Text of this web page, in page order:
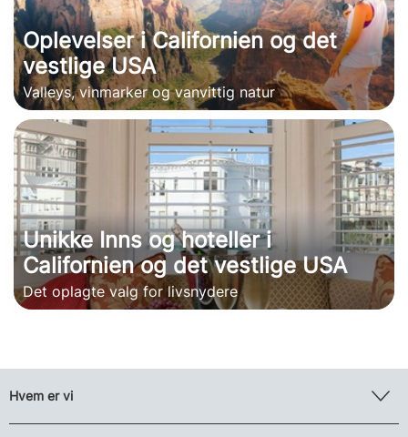
Oplevelser i Californien og det
vestlige USA
Valleys, vinmarker og vanvittig natur
Unikke Inns og hoteller i
Californien og det vestlige USA
Det oplagte valg for livsnydere
Hvem er vi